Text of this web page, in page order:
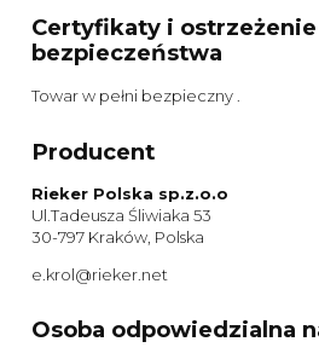
Certyfikaty i ostrzeżenie
bezpieczeństwa
Towar w pełni bezpieczny .
Producent
Rieker Polska sp.z.o.o
Ul.Tadeusza Śliwiaka 53
30-797 Kraków, Polska
e.krol@rieker.net
Osoba odpowiedzialna